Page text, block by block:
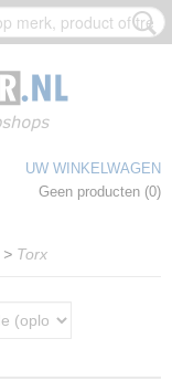
UW WINKELWAGEN
Geen producten (0)
> Torx